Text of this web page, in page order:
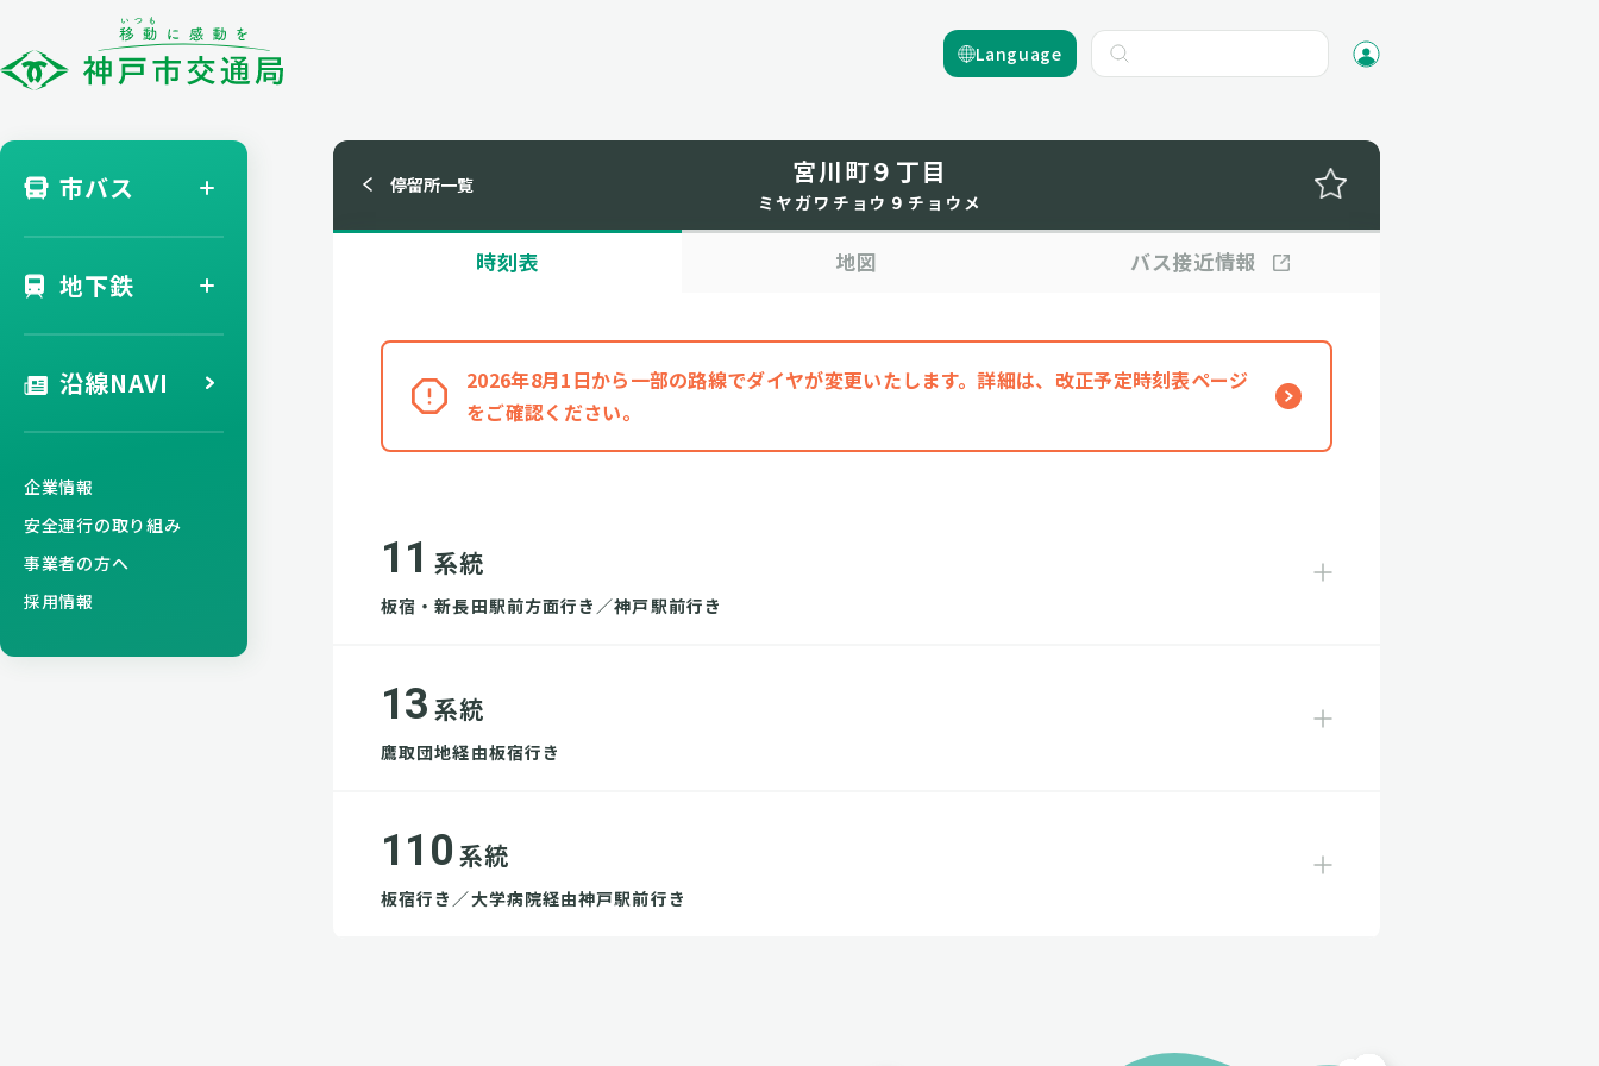
Language
市バス
地下鉄
沿線NAVI
企業情報
安全運行の取り組み
事業者の方へ
採用情報
停留所一覧 宮川町９丁目
ミヤガワチョウ９チョウメ
時刻表 地図 バス接近情報
2026年8月1日から一部の路線でダイヤが変更いたします。詳細は、改正予定時刻表ページ
をご確認ください。
11 系統
板宿・新長田駅前方面行き／神戸駅前行き
13 系統
鷹取団地経由板宿行き
110 系統
板宿行き／大学病院経由神戸駅前行き